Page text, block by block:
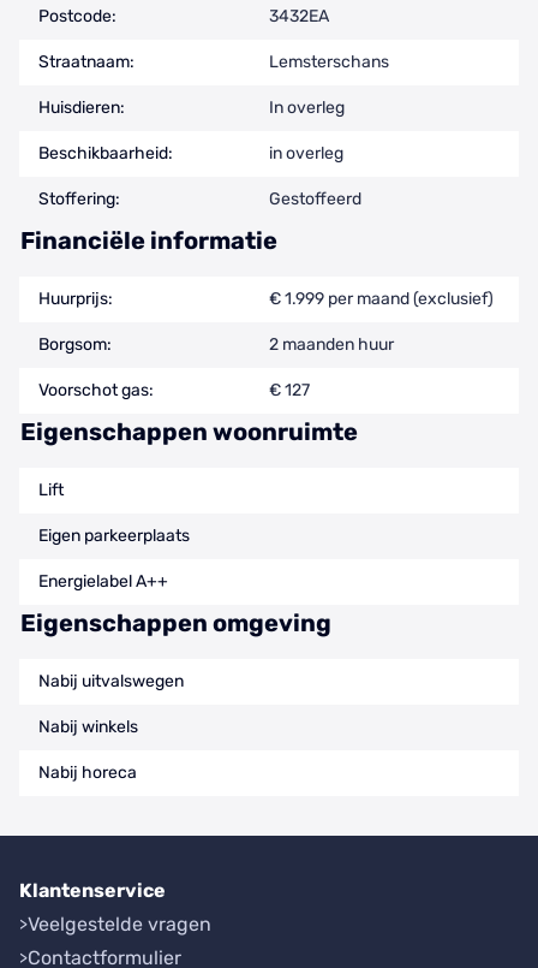
Postcode: 3432EA
Straatnaam: Lemsterschans
Huisdieren: In overleg
Beschikbaarheid: in overleg
Stoffering: Gestoffeerd
Financiële informatie
Huurprijs: € 1.999 per maand (exclusief)
Borgsom: 2 maanden huur
Voorschot gas: € 127
Eigenschappen woonruimte
Lift
Eigen parkeerplaats
Energielabel A++
Eigenschappen omgeving
Nabij uitvalswegen
Nabij winkels
Nabij horeca
Klantenservice
Veelgestelde vragen
Contactformulier